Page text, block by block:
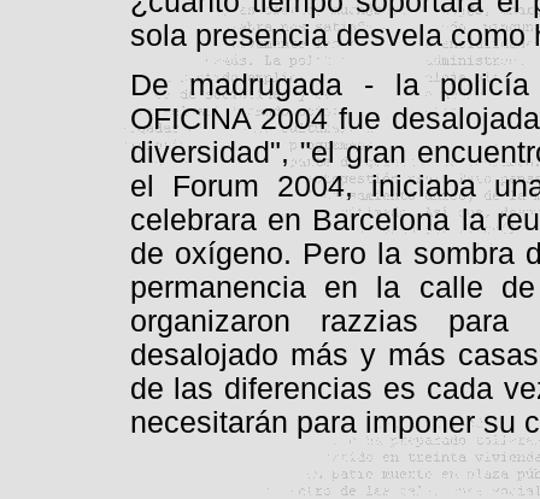
sola presencia desvela
De madrugada - la
OFICINA 2004 fue
diversidad", "el gran
el Forum 2004, iniciaba
celebrara en Barcelona la
de oxígeno. Pero la sombra
permanencia en la calle
organizaron razzias
desalojado más y más
de las diferencias es cada
necesitarán para imponer su